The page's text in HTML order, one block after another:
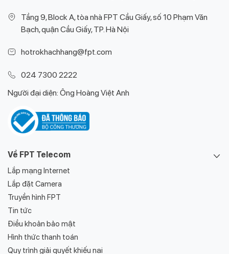
Tầng 9, Block A, tòa nhà FPT Cầu Giấy, số 10 Phạm Văn
Bạch, quận Cầu Giấy, TP. Hà Nội
hotrokhachhang@fpt.com
024 7300 2222
Người đại diện: Ông Hoàng Việt Anh
Về FPT Telecom
Lắp mạng Internet
Lắp đặt Camera
Truyền hình FPT
Tin tức
Điều khoản bảo mật
Hình thức thanh toán
Quy trình giải quyết khiếu nại